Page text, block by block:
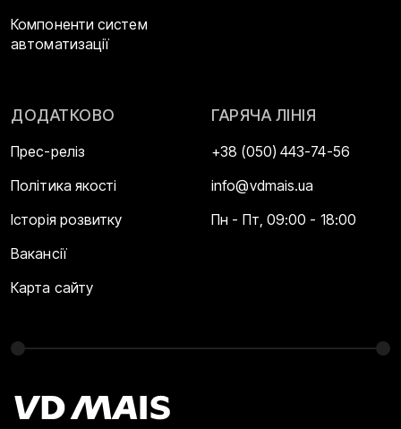
Компоненти систем
автоматизації
ДОДАТКОВО
Прес-реліз
Політика якості
Історія розвитку
Вакансії
Карта сайту
ГАРЯЧА ЛІНІЯ
+38 (050) 443-74-56
info@vdmais.ua
Пн - Пт, 09:00 - 18:00